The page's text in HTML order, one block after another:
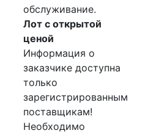
обслуживание.
Лот с открытой
ценой
Информация о
заказчике доступна
только
зарегистрированным
поставщикам!
Необходимо